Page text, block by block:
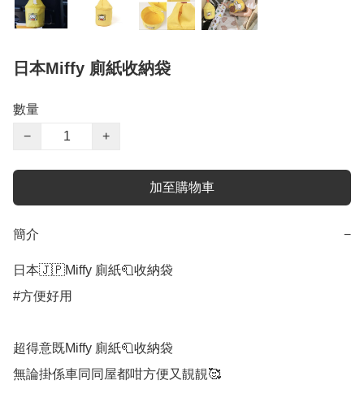
日本Miffy 廁紙收納袋
數量
−
+
加至購物車
簡介 −
日本🇯🇵Miffy 廁紙🧻收納袋
#方便好用
超得意既Miffy 廁紙🧻收納袋
無論掛係車同同屋都咁方便又靚靚🥰